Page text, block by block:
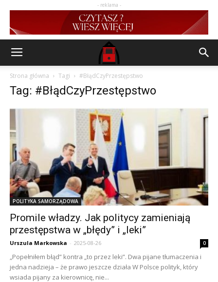
- reklama -
Strona główna Tagi #BłądCzyPrzestępstwo
Tag: #BłądCzyPrzestępstwo
POLITYKA SAMORZĄDOWA
Promile władzy. Jak politycy zamieniają
przestępstwa w „błędy” i „leki”
Urszula Markowska - 2025-08-26 0
„Popełniłem błąd” kontra „to przez leki”. Dwa pijane tłumaczenia i
jedna nadzieja – że prawo jeszcze działa W Polsce polityk, który
wsiada pijany za kierownicę, nie...